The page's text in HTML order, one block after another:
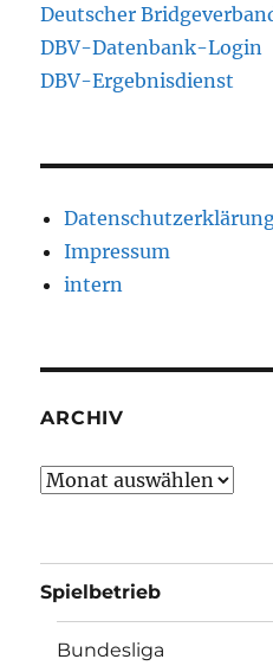
Deutscher
DBV-Datenbank-Login
DBV-Ergebnisdienst
Impressum
intern
ARCHIV
Archiv
Spielbetrieb
Bundesliga